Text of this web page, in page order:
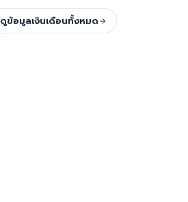
ดูข้อมูลเงินเดือนทั้งหมด